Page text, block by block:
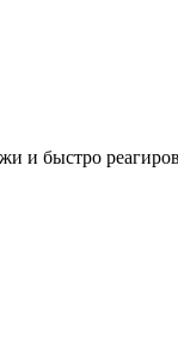
и быстро